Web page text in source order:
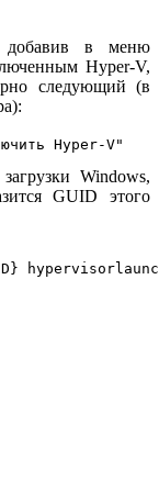
добавив в меню
Hyper-V,
следующий (в
Hyper-V"
Windows,
GUID этого